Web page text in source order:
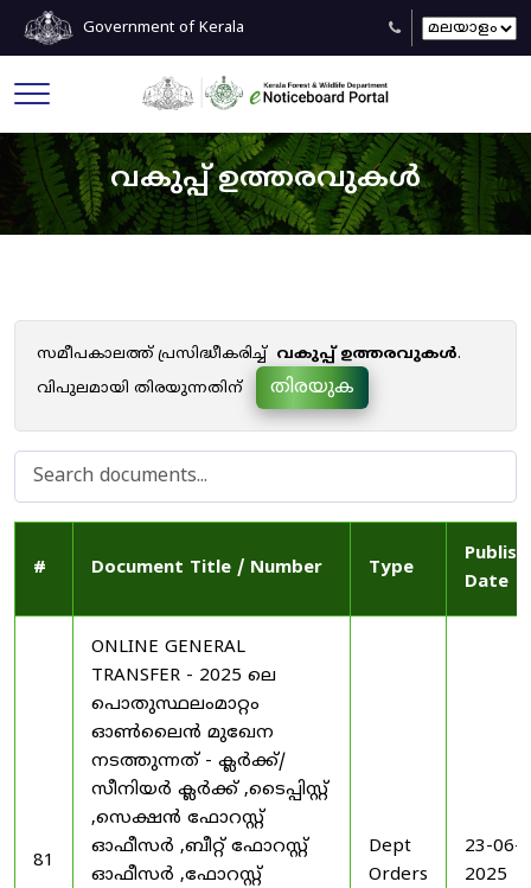
Government of Kerala
വകുപ്പ് ഉത്തരവുകൾ
സമീപകാലത്ത് പ്രസിദ്ധീകരിച്ച് വകുപ്പ് ഉത്തരവുകൾ.
വിപുലമായി തിരയുന്നതിന്
തിരയുക
# Document Title / Number Type
Date
81
ONLINE GENERAL
TRANSFER - 2025 ലെ
പൊതുസ്ഥലംമാറ്റം
ഓൺലൈൻ മുഖേന
നടത്തുന്നത് - ക്ലർക്ക്/
സീനിയർ ക്ലർക്ക് ,ടൈപ്പിസ്റ്റ്
,സെക്ഷൻ ഫോറസ്റ്റ്
ഓഫീസർ ,ബീറ്റ് ഫോറസ്റ്റ്
ഓഫീസർ ,ഫോറസ്റ്റ്
Dept
Orders
23-06-
2025